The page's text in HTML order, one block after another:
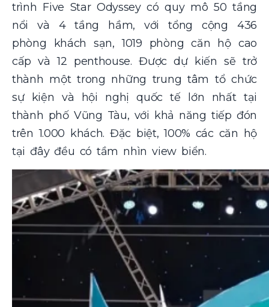
trình Five Star Odyssey có quy mô 50 tầng
nổi và 4 tầng hầm, với tổng cộng 436
phòng khách sạn, 1019 phòng căn hộ cao
cấp và 12 penthouse. Được dự kiến sẽ trở
thành một trong những trung tâm tổ chức
sự kiện và hội nghị quốc tế lớn nhất tại
thành phố Vũng Tàu, với khả năng tiếp đón
trên 1.000 khách. Đặc biệt, 100% các căn hộ
tại đây đều có tầm nhìn view biển.